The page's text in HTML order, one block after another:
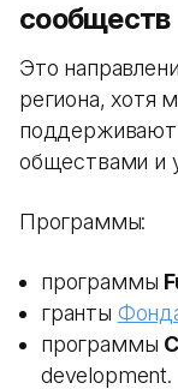
сообществ
Это
региона, хотя
поддерживают
обществами и
Программы:
программы
гранты
программы
development.